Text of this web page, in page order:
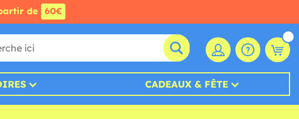
de 60€
CADEAUX & FÊTE